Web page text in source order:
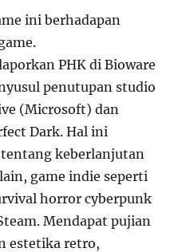
ini berhadapan
PHK di Bioware
penutupan studio
(Microsoft) dan
Dark. Hal ini
keberlanjutan
game indie seperti
horror cyberpunk
Mendapat pujian
estetika retro,